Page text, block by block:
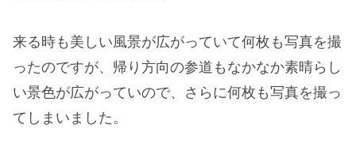
来る時も美しい風景が広がっていて何枚も写真を撮
ったのですが、帰り方向の参道もなかなか素晴らし
い景色が広がっていので、さらに何枚も写真を撮っ
てしまいました。